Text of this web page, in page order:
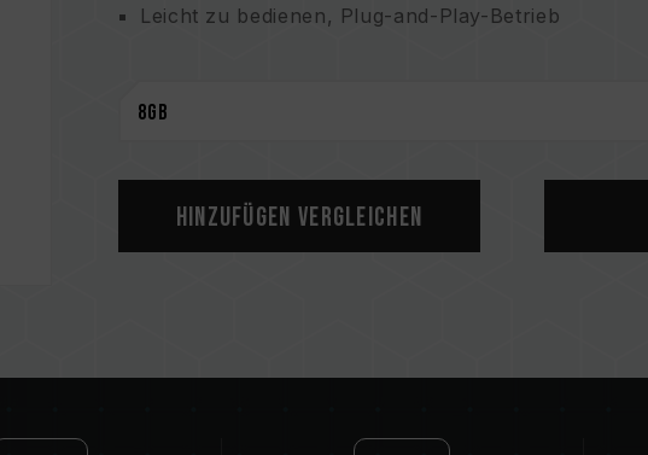
Leicht zu bedienen, Plug-and-Play-Betrieb
Hinzufügen Vergleichen